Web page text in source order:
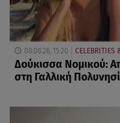
08.08.26, 15:20 CELEBRITIES
Δούκισσα Νομικού:
στη Γαλλική